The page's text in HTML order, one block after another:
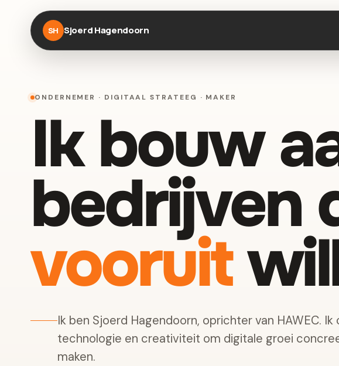
SH Sjoerd Hagendoorn
ONDERNEMER · DIGITAAL STRATEEG · MAKER
Ik bouw
bedrijven
vooruit
Ik ben Sjoerd Hagendoorn, oprichter van HAWEC.
technologie en creativiteit om digitale groei
maken.